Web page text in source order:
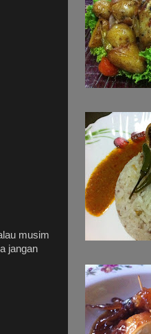
musim
jangan